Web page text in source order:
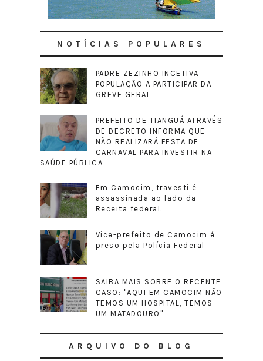
NOTÍCIAS POPULARES
PADRE ZEZINHO INCETIVA
POPULAÇÃO A PARTICIPAR DA
GREVE GERAL
PREFEITO DE TIANGUÁ ATRAVÉS
DE DECRETO INFORMA QUE
NÃO REALIZARÁ FESTA DE
CARNAVAL PARA INVESTIR NA
SAÚDE PÚBLICA
Em Camocim, travesti é
assassinada ao lado da
Receita federal.
Vice-prefeito de Camocim é
preso pela Polícia Federal
SAIBA MAIS SOBRE O RECENTE
CASO: "AQUI EM CAMOCIM NÃO
TEMOS UM HOSPITAL, TEMOS
UM MATADOURO"
ARQUIVO DO BLOG